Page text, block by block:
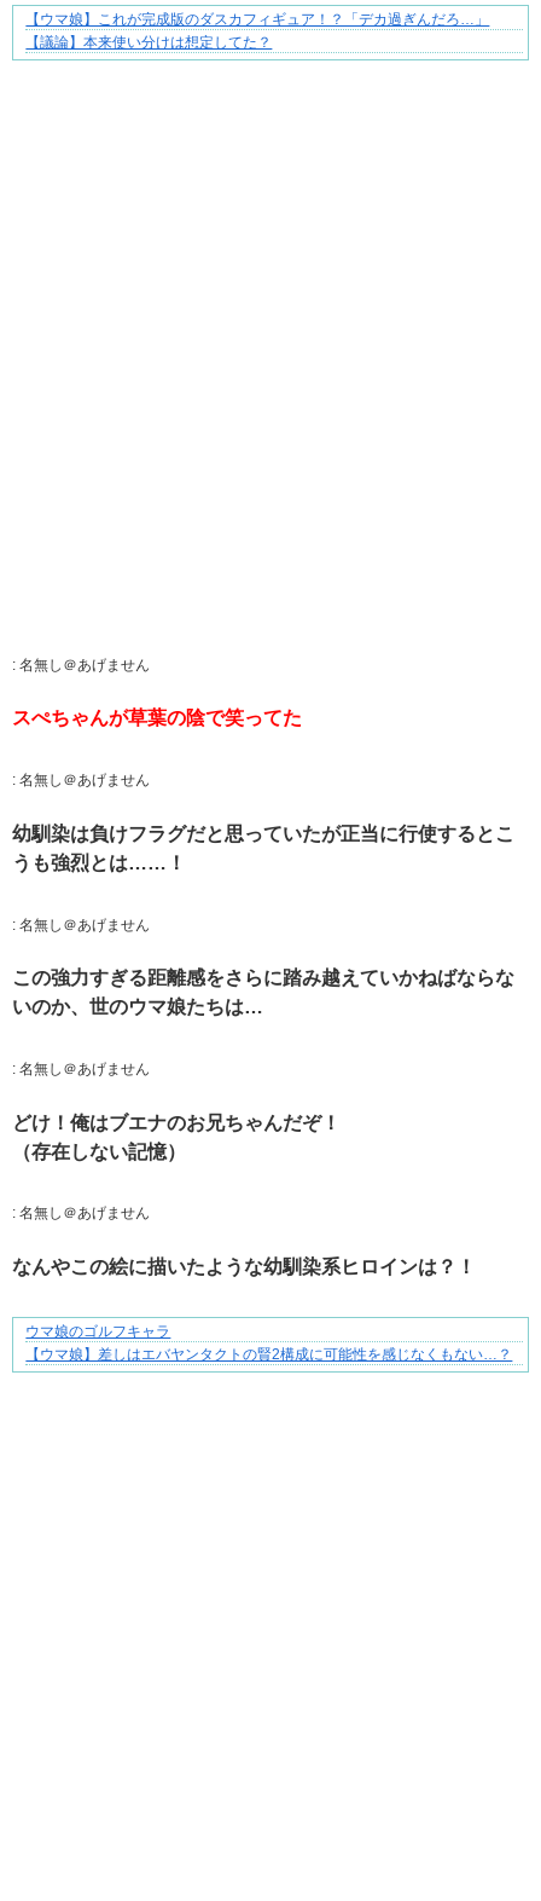
妻が嫌すぎて壊れていった、ある夫の現実
【ウマ娘】これが完成版のダスカフィギュア！？「デカ過ぎんだろ…」
【議論】本来使い分けは想定してた？
: 名無し＠あげません
スぺちゃんが草葉の陰で笑ってた
: 名無し＠あげません
幼馴染は負けフラグだと思っていたが正当に行使するとこ
うも強烈とは……！
: 名無し＠あげません
この強力すぎる距離感をさらに踏み越えていかねばならな
いのか、世のウマ娘たちは…
: 名無し＠あげません
どけ！俺はブエナのお兄ちゃんだぞ！
（存在しない記憶）
: 名無し＠あげません
なんやこの絵に描いたような幼馴染系ヒロインは？！
三十路女子の仕事と恋、その先にあった本音
ウマ娘のゴルフキャラ
【ウマ娘】差しはエバヤンタクトの賢2構成に可能性を感じなくもない…？